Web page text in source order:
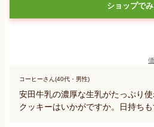
ショップで
コーヒーさん(40代・男性)
安田牛乳の濃厚な生乳がたっぷり
クッキーはいかがですか。日持ちも